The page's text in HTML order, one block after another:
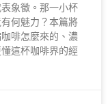
象徵。那一小杯
何魅力？本篇將
啡怎麼來的、濃
這杯咖啡界的經